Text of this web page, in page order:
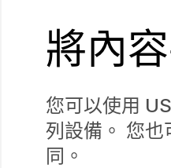
將內
您可以使用
列設備。 您
同。